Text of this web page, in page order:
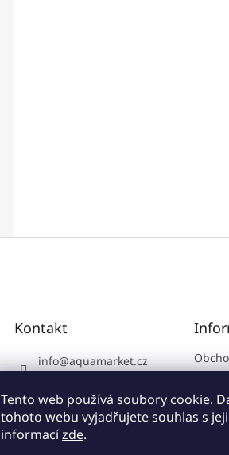
Tento web používá soubory cookie.
tohoto webu vyjadřujete souhlas s
informacízde.
Kontakt
info@aquamarket.cz